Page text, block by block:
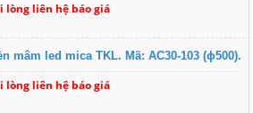
lòng liên hệ báo giá
mâm led mica TKL. Mã: AC30-103 (ɸ500).
lòng liên hệ báo giá